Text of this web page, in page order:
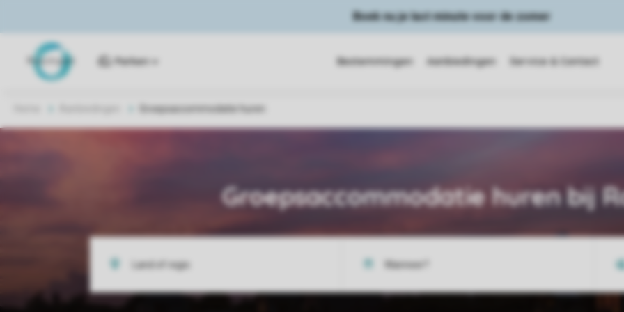
Boek nu je last minute voor de zomer
Parken Bestemmingen Aanbiedingen Service & Contact
Groepsaccommodatie huren